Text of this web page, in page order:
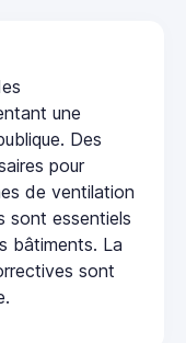
une
Des
pour
de ventilation
sont essentiels
bâtiments. La
sont